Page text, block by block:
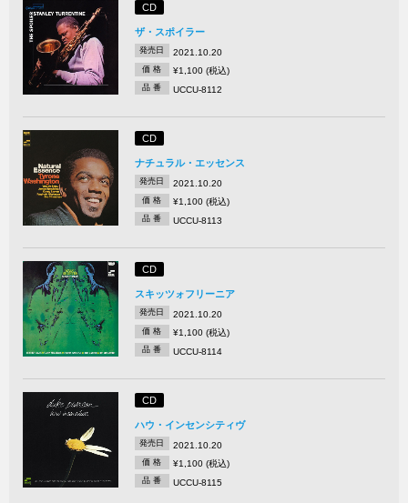
CD
ザ・スポイラー
発売日 2021.10.20
価 格 ¥1,100 (税込)
品 番 UCCU-8112
CD
ナチュラル・エッセンス
発売日 2021.10.20
価 格 ¥1,100 (税込)
品 番 UCCU-8113
CD
スキッツォフリーニア
発売日 2021.10.20
価 格 ¥1,100 (税込)
品 番 UCCU-8114
CD
ハウ・インセンシティヴ
発売日 2021.10.20
価 格 ¥1,100 (税込)
品 番 UCCU-8115